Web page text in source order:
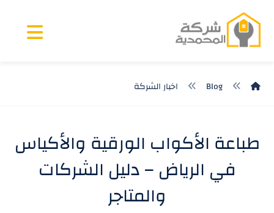
Blog اخبار الشركة
طباعة الأكواب الورقية والأكياس
في الرياض – دليل الشركات
والمتاجر